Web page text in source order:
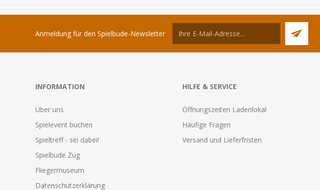
Anmeldung für den Spielbude-Newsletter
INFORMATION
Über uns
Spielevent buchen
Spieltreff - sei dabei!
Spielbude Zug
Fliegermuseum
Datenschutzerklärung
HILFE & SERVICE
Öffnungszeiten Ladenlokal
Häufige Fragen
Versand und Lieferfristen